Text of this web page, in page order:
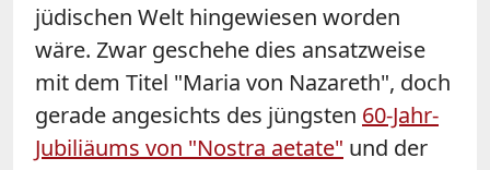
jüdischen Welt hingewiesen worden
wäre. Zwar geschehe dies ansatzweise
mit dem Titel "Maria von Nazareth", doch
gerade angesichts des jüngsten 60-Jahr-
Jubiliäums von "Nostra aetate" und der